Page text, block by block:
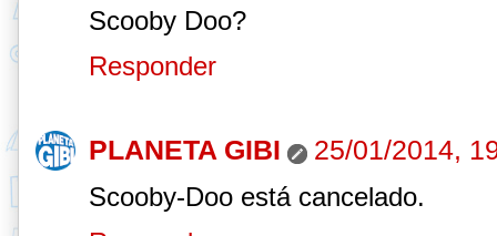
Scooby Doo?
Responder
PLANETA GIBI 25/01/2014,
Scooby-Doo está cancelado.